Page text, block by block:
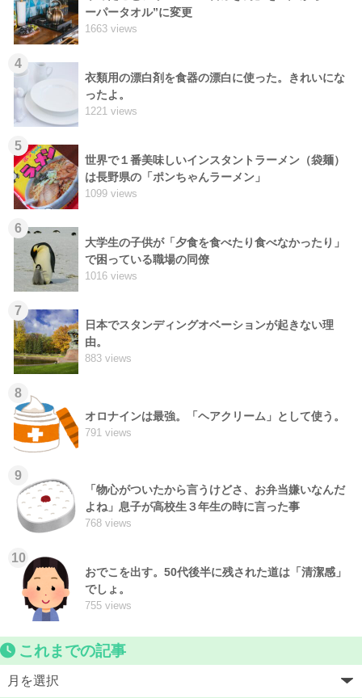
ーパータオル”に変更
1663 views
4
衣類用の漂白剤を食器の漂白に使った。きれいにな
ったよ。
1221 views
5
世界で１番美味しいインスタントラーメン（袋麺）
は長野県の「ポンちゃんラーメン」
1099 views
6
大学生の子供が「夕食を食べたり食べなかったり」
で困っている職場の同僚
1016 views
7
日本でスタンディングオベーションが起きない理
由。
883 views
8
オロナインは最強。「ヘアクリーム」として使う。
791 views
9
「物心がついたから言うけどさ、お弁当嫌いなんだ
よね」息子が高校生３年生の時に言った事
768 views
10
おでこを出す。50代後半に残された道は「清潔感」
でしょ。
755 views
これまでの記事